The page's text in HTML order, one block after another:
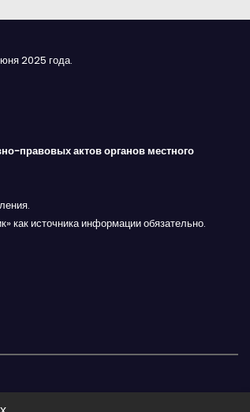
2025 года.
правовых актов органов местного
как источника информации обязательно.